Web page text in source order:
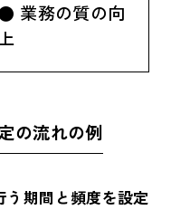
業務の質の向
の流れの例
う期間と頻度を設定